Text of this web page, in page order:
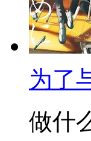
为了
做什